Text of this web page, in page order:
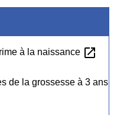
à la naissance open_in_new
de la grossesse à 3 ans